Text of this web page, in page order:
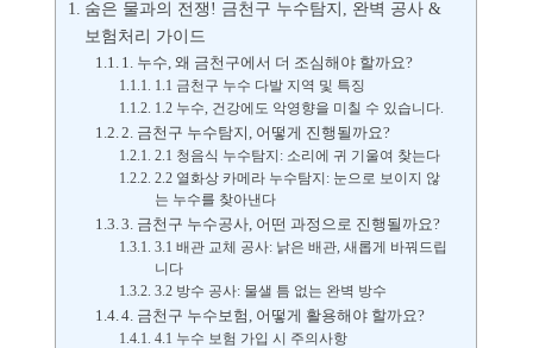
숨은 물과의 전쟁! 금천구 누수탐지, 완벽 공사 &
보험처리 가이드
1. 누수, 왜 금천구에서 더 조심해야 할까요?
1.1 금천구 누수 다발 지역 및 특징
1.2 누수, 건강에도 악영향을 미칠 수 있습니다.
2. 금천구 누수탐지, 어떻게 진행될까요?
2.1 청음식 누수탐지: 소리에 귀 기울여 찾는다
2.2 열화상 카메라 누수탐지: 눈으로 보이지 않
는 누수를 찾아낸다
3. 금천구 누수공사, 어떤 과정으로 진행될까요?
3.1 배관 교체 공사: 낡은 배관, 새롭게 바꿔드립
니다
3.2 방수 공사: 물샐 틈 없는 완벽 방수
4. 금천구 누수보험, 어떻게 활용해야 할까요?
4.1 누수 보험 가입 시 주의사항